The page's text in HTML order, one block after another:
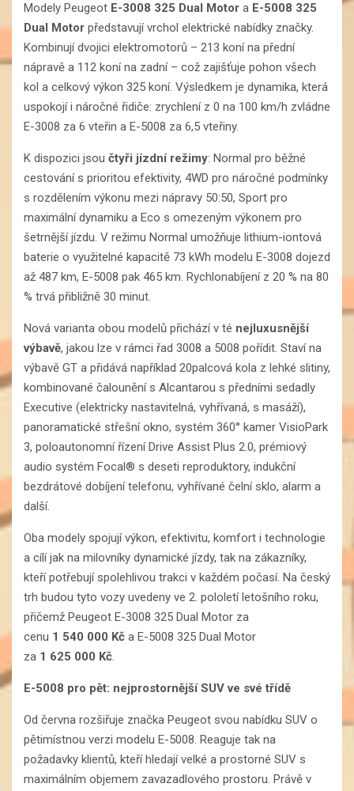
Modely Peugeot E-3008 325 Dual Motor a E-5008 325
Dual Motor představují vrchol elektrické nabídky značky.
Kombinují dvojici elektromotorů – 213 koní na přední
nápravě a 112 koní na zadní – což zajišťuje pohon všech
kol a celkový výkon 325 koní. Výsledkem je dynamika, která
uspokojí i náročné řidiče: zrychlení z 0 na 100 km/h zvládne
E-3008 za 6 vteřin a E-5008 za 6,5 vteřiny.
K dispozici jsou čtyři jízdní režimy: Normal pro běžné
cestování s prioritou efektivity, 4WD pro náročné podmínky
s rozdělením výkonu mezi nápravy 50:50, Sport pro
maximální dynamiku a Eco s omezeným výkonem pro
šetrnější jízdu. V režimu Normal umožňuje lithium-iontová
baterie o využitelné kapacitě 73 kWh modelu E-3008 dojezd
až 487 km, E-5008 pak 465 km. Rychlonabíjení z 20 % na 80
% trvá přibližně 30 minut.
Nová varianta obou modelů přichází v té nejluxusnější
výbavě, jakou lze v rámci řad 3008 a 5008 pořídit. Staví na
výbavě GT a přidává například 20palcová kola z lehké slitiny,
kombinované čalounění s Alcantarou s předními sedadly
Executive (elektricky nastavitelná, vyhřívaná, s masáží),
panoramatické střešní okno, systém 360° kamer VisioPark
3, poloautonomní řízení Drive Assist Plus 2.0, prémiový
audio systém Focal® s deseti reproduktory, indukční
bezdrátové dobíjení telefonu, vyhřívané čelní sklo​, alarm​ a
další.
Oba modely spojují výkon, efektivitu, komfort i technologie
a cílí jak na milovníky dynamické jízdy, tak na zákazníky,
kteří potřebují spolehlivou trakci v každém počasí. Na český
trh budou tyto vozy uvedeny ve 2. pololetí letošního roku,
přičemž Peugeot E-3008 325 Dual Motor za
cenu 1 540 000 Kč a E-5008 325 Dual Motor
za 1 625 000 Kč.
E-5008 pro pět: nejprostornější SUV ve své třídě
Od června rozšiřuje značka Peugeot svou nabídku SUV o
pětimístnou verzi modelu E-5008. Reaguje tak na
požadavky klientů, kteří hledají velké a prostorné SUV s
maximálním objemem zavazadlového prostoru. Právě v